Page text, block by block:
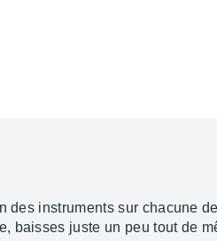
des instruments sur chacune
baisses juste un peu tout de